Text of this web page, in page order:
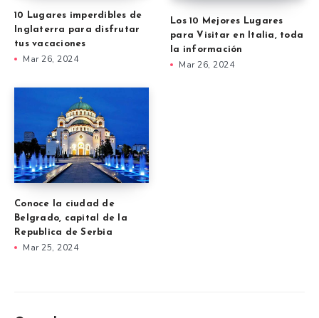
10 Lugares imperdibles de
Inglaterra para disfrutar
tus vacaciones
Mar 26, 2024
Los 10 Mejores Lugares
para Visitar en Italia, toda
la información
Mar 26, 2024
Conoce la ciudad de
Belgrado, capital de la
Republica de Serbia
Mar 25, 2024